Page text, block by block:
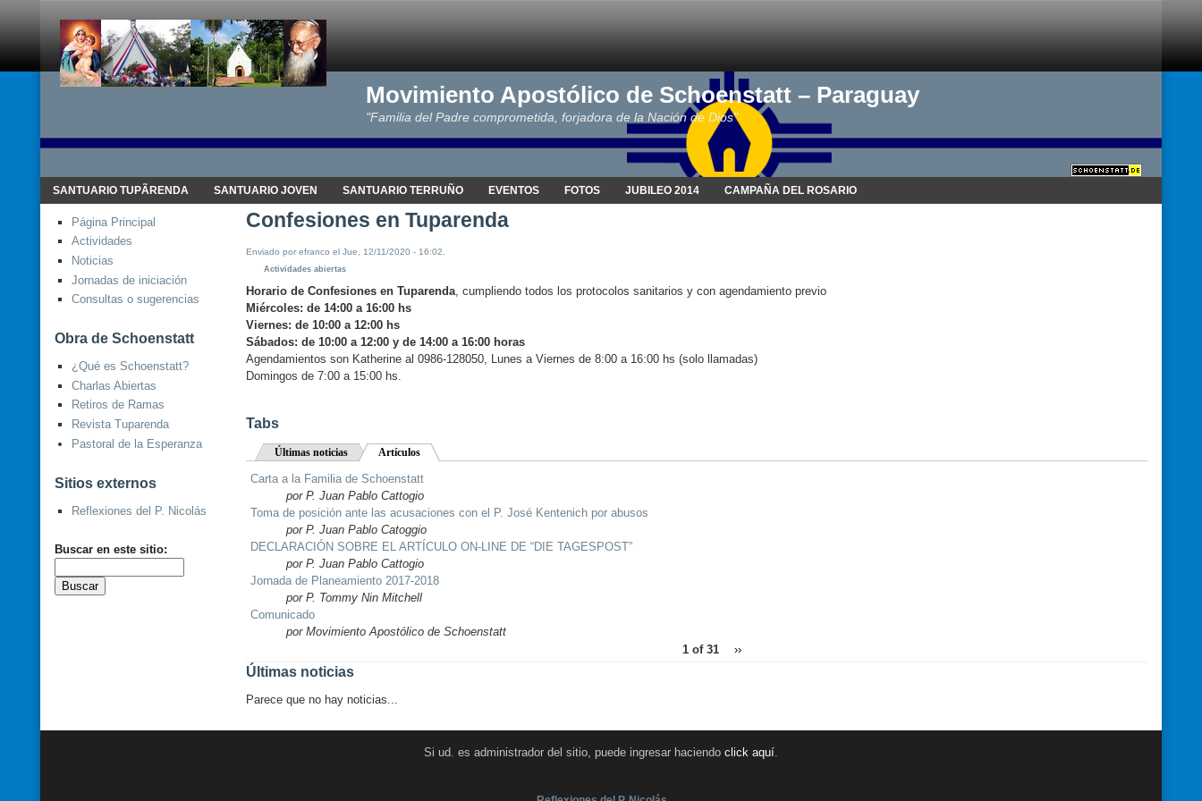
Movimiento Apostólico de Schoenstatt – Paraguay
"Familia del Padre comprometida, forjadora de la Nación de Dios"
SANTUARIO TUPÃRENDA SANTUARIO JOVEN SANTUARIO TERRUÑO EVENTOS FOTOS JUBILEO 2014 CAMPAÑA DEL ROSARIO
Página Principal
Actividades
Noticias
Jornadas de iniciación
Consultas o sugerencias
Obra de Schoenstatt
¿Qué es Schoenstatt?
Charlas Abiertas
Retiros de Ramas
Revista Tuparenda
Pastoral de la Esperanza
Sitios externos
Reflexiones del P. Nicolás
Buscar en este sitio:
Confesiones en Tuparenda
Enviado por efranco el Jue, 12/11/2020 - 16:02.
Actividades abiertas
Horario de Confesiones en Tuparenda, cumpliendo todos los protocolos sanitarios y con agendamiento previo
Miércoles: de 14:00 a 16:00 hs
Viernes: de 10:00 a 12:00 hs
Sábados: de 10:00 a 12:00 y de 14:00 a 16:00 horas
Agendamientos son Katherine al 0986-128050, Lunes a Viernes de 8:00 a 16:00 hs (solo llamadas)
Domingos de 7:00 a 15:00 hs.
Tabs
Últimas noticias Artículos
Carta a la Familia de Schoenstatt
por P. Juan Pablo Cattogio
Toma de posición ante las acusaciones con el P. José Kentenich por abusos
por P. Juan Pablo Catoggio
DECLARACIÓN SOBRE EL ARTÍCULO ON-LINE DE “DIE TAGESPOST”
por P. Juan Pablo Cattogio
Jornada de Planeamiento 2017-2018
por P. Tommy Nin Mitchell
Comunicado
por Movimiento Apostólico de Schoenstatt
1 of 31
››
Últimas noticias
Parece que no hay noticias...
Si ud. es administrador del sitio, puede ingresar haciendo click aquí.